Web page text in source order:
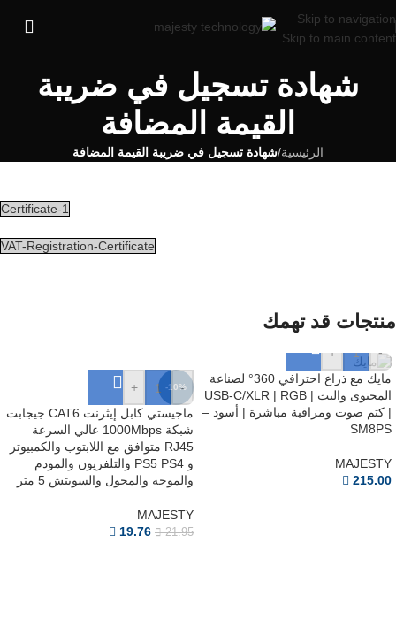
Skip to navigation
Skip to main content
شهادة تسجيل في ضريبة
القيمة المضافة
الرئيسية/شهادة تسجيل في ضريبة القيمة المضافة
Certificate-1
VAT-Registration-Certificate
منتجات قد تهمك
-
+
مايك مع ذراع احترافي 360° لصناعة
المحتوى والبث | USB-C/XLR | RGB
| كتم صوت ومراقبة مباشرة | أسود –
SM8PS
MAJESTY
215.00
-10%
-
+
ماجيستي كابل إيثرنت CAT6 جيجابت
شبكة 1000Mbps عالي السرعة
RJ45 متوافق مع اللابتوب والكمبيوتر
و PS5 PS4 والتلفزيون والمودم
والموجه والمحول والسويتش 5 متر
MAJESTY
21.95
19.76